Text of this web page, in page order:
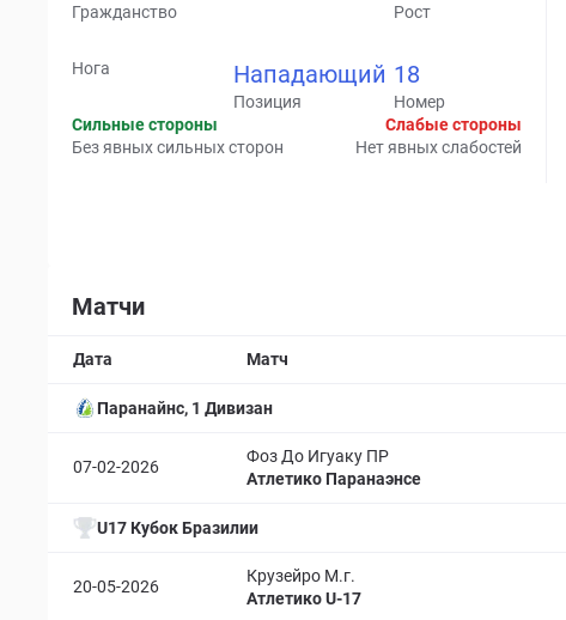
Гражданство Рост
Нога Нападающий
Позиция
18
Номер
Сильные стороны
Без явных сильных сторон
Слабые стороны
Нет явных слабостей
Матчи
Дата Матч
Паранайнс, 1 Дивизан
07-02-2026
Фоз До Игуаку ПР
Атлетико Паранаэнсе
U17 Кубок Бразилии
20-05-2026
Крузейро М.г.
Атлетико U-17